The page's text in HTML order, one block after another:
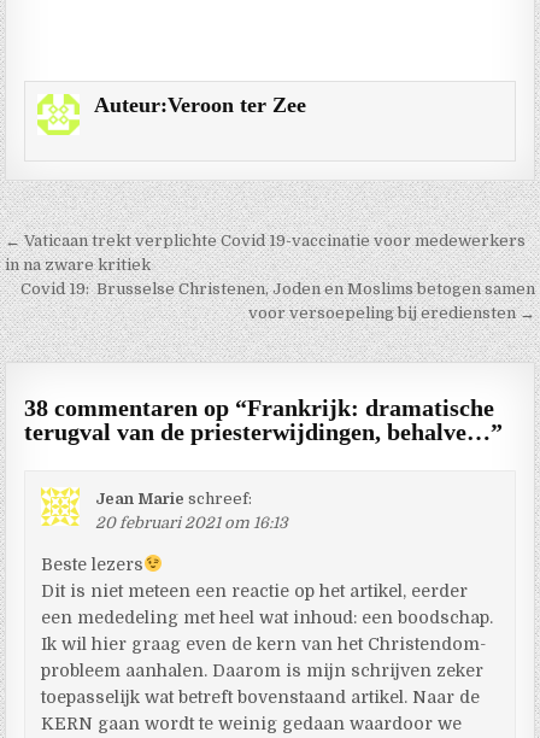
Auteur:Veroon ter Zee
Berichtnavigatie
← Vaticaan trekt verplichte Covid 19-vaccinatie voor medewerkers
in na zware kritiek
Covid 19: Brusselse Christenen, Joden en Moslims betogen samen
voor versoepeling bij erediensten →
38 commentaren op “Frankrijk: dramatische
terugval van de priesterwijdingen, behalve…”
Jean Marie schreef:
20 februari 2021 om 16:13
Beste lezers
Dit is niet meteen een reactie op het artikel, eerder
een mededeling met heel wat inhoud: een boodschap.
Ik wil hier graag even de kern van het Christendom-
probleem aanhalen. Daarom is mijn schrijven zeker
toepasselijk wat betreft bovenstaand artikel. Naar de
KERN gaan wordt te weinig gedaan waardoor we